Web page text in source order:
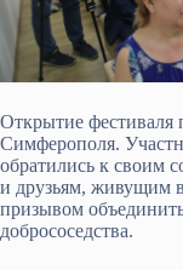
Открытие фестиваля
Симферополя.
обратились к своим
и друзьям, живущим
призывом
добрососедства.